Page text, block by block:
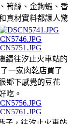
筍絲、金鉤蝦、香
真材實料都讓人驚
續往汐止火車站的
一家肉乾店買了
鄉下感覺的豆花
吃。